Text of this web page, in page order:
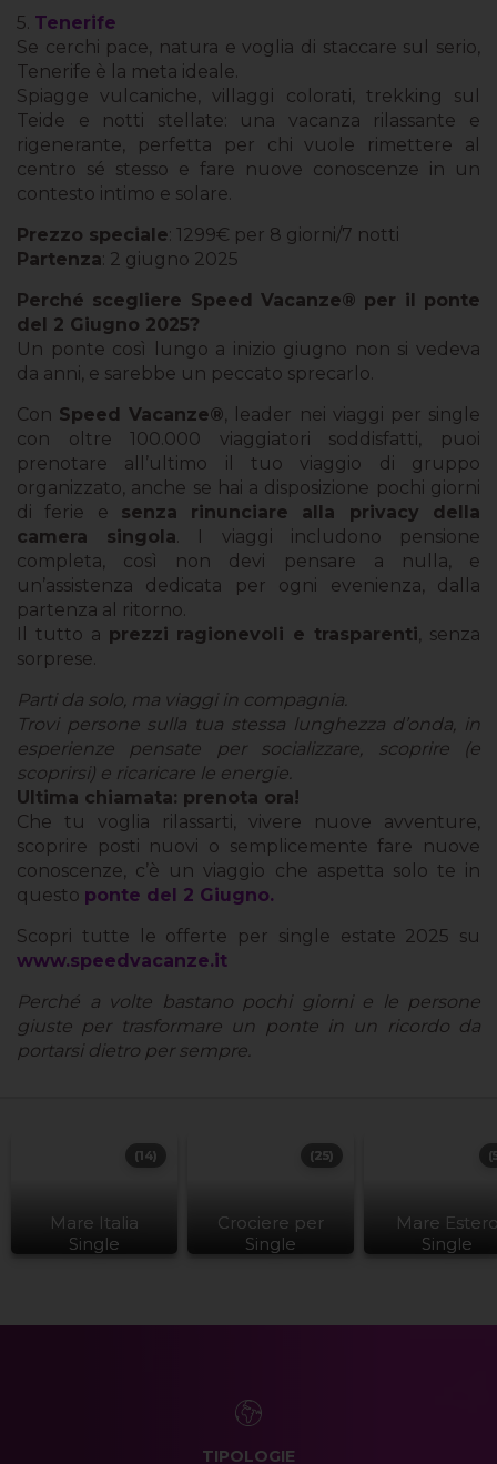
5. Tenerife
Se cerchi pace, natura e voglia di staccare sul serio,
Tenerife è la meta ideale.
Spiagge vulcaniche, villaggi colorati, trekking sul
Teide e notti stellate: una vacanza rilassante e
rigenerante, perfetta per chi vuole rimettere al
centro sé stesso e fare nuove conoscenze in un
contesto intimo e solare.
Prezzo speciale: 1299€ per 8 giorni/7 notti
Partenza: 2 giugno 2025
Perché scegliere Speed Vacanze® per il ponte
del 2 Giugno 2025?
Un ponte così lungo a inizio giugno non si vedeva
da anni, e sarebbe un peccato sprecarlo.
Con Speed Vacanze®, leader nei viaggi per single
con oltre 100.000 viaggiatori soddisfatti, puoi
prenotare all’ultimo il tuo viaggio di gruppo
organizzato, anche se hai a disposizione pochi giorni
di ferie e senza rinunciare alla privacy della
camera singola. I viaggi includono pensione
completa, così non devi pensare a nulla, e
un’assistenza dedicata per ogni evenienza, dalla
partenza al ritorno.
Il tutto a prezzi ragionevoli e trasparenti, senza
sorprese.
Parti da solo, ma viaggi in compagnia.
Trovi persone sulla tua stessa lunghezza d’onda, in
esperienze pensate per socializzare, scoprire (e
scoprirsi) e ricaricare le energie.
Ultima chiamata: prenota ora!
Che tu voglia rilassarti, vivere nuove avventure,
scoprire posti nuovi o semplicemente fare nuove
conoscenze, c’è un viaggio che aspetta solo te in
questo ponte del 2 Giugno.
Scopri tutte le offerte per single estate 2025 su
www.speedvacanze.it
Perché a volte bastano pochi giorni e le persone
giuste per trasformare un ponte in un ricordo da
portarsi dietro per sempre.
Mare Italia
Single
(14)
Crociere per
Single
(25)
Mare
Single
TIPOLOGIE